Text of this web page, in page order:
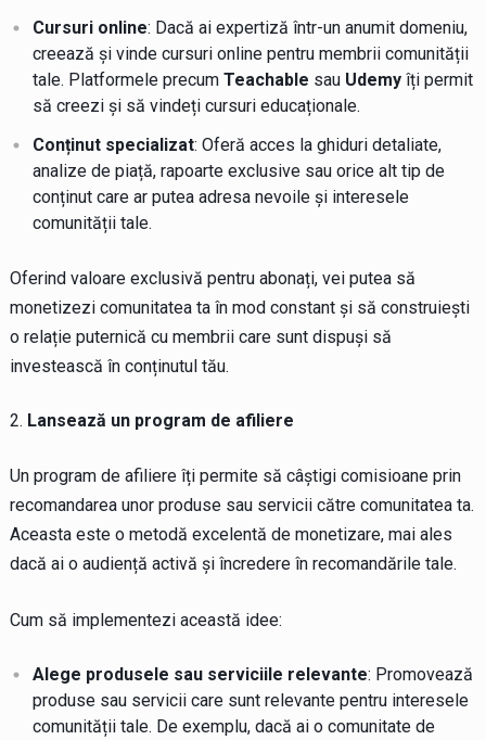
Cursuri online: Dacă ai expertiză într-un anumit domeniu,
creează și vinde cursuri online pentru membrii comunității
tale. Platformele precum Teachable sau Udemyîți permit
să creezi și să vindeți cursuri educaționale.
Conținut specializat: Oferă acces la ghiduri detaliate,
analize de piață, rapoarte exclusive sau orice alt tip de
conținut care ar putea adresa nevoile și interesele
comunității tale.
Oferind valoare exclusivă pentru abonați, vei putea să
monetizezi comunitatea ta în mod constant și să construiești
o relație puternică cu membrii care sunt dispuși să
investească în conținutul tău.
Lansează un program de afiliere
Un program de afiliere îți permite să câștigi comisioane prin
recomandarea unor produse sau servicii către comunitatea ta.
Aceasta este o metodă excelentă de monetizare, mai ales
dacă ai o audiență activă și încredere în recomandările tale.
Cum să implementezi această idee:
Alege produsele sau serviciile relevante: Promovează
produse sau servicii care sunt relevante pentru interesele
comunității tale. De exemplu, dacă ai o comunitate de